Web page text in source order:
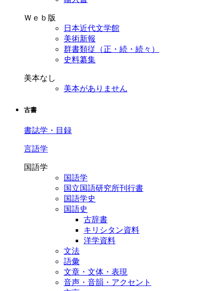
Ｗｅｂ版
日本近代文学館
美術新報
群書類従（正・続・続々）
史料纂集
美本なし
美本がありません
古書
書誌学・目録
言語学
国語学
国語学
国立国語研究所刊行書
国語学史
国語史
古辞書
キリシタン資料
洋学資料
文法
語彙
文章・文体・表現
音声・音韻・アクセント